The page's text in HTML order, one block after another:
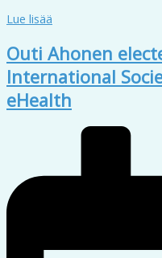
Lue lisää
Outi Ahonen
International
eHealth